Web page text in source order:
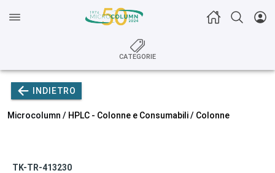
CATEGORIE
INDIETRO
Microcolumn / HPLC - Colonne e Consumabili/ Colonne
TK-TR-413230